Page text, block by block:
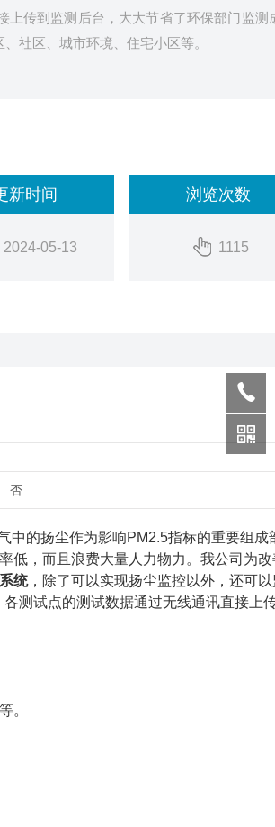
上传到监测后台，大大节省了环保部门监测
社区、城市环境、住宅小区等。
新时间
2024-05-13
浏览次数
1115
否
的扬尘作为影响PM2.5指标的重要组成
低，而且浪费大量人力物力。我公司为
统，除了可以实现扬尘监控以外，还可
测试点的测试数据通过无线通讯直接上
。